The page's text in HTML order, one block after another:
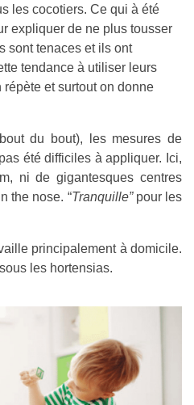
les cocotiers. Ce qui à été
expliquer de ne plus tousser
sont tenaces et ils ont
tendance à utiliser leurs
et surtout on donne
du bout), les mesures de
été difficiles à appliquer. Ici,
ni de gigantesques centres
the nose. “Tranquille”pour les
principalement à domicile.
les hortensias.